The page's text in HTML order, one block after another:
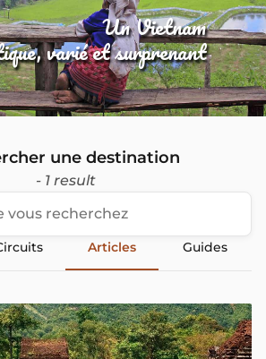
Un Vietnam
varié et surprenant
une destination
- 1 result
Articles Guides